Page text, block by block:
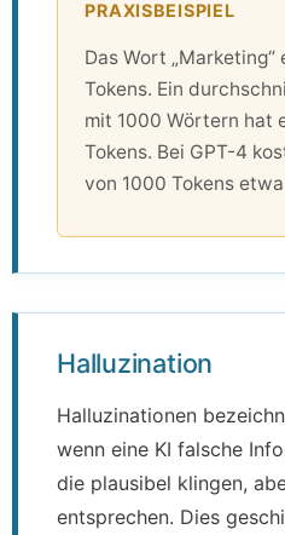
PRAXISBEISPIEL
Das Wort
Tokens. Ein
mit 1000 Wörtern hat
Tokens. Bei GPT-4
von 1000 Tokens
Halluzination
Halluzinationen
wenn eine KI falsche
die plausibel klingen,
entsprechen. Dies